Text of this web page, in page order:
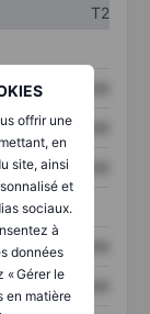
offrir une
en
site, ainsi
et
sociaux.
à
données
« Gérer le
en matière
T2
XXXXXXX
XXXXXXX
XXXXXXX
XXXXXXX
XXXXXXX